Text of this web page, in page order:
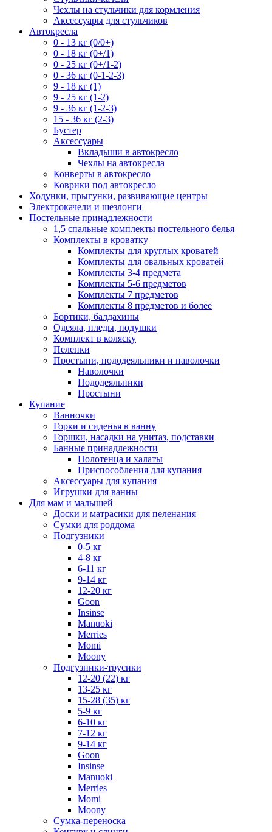
Чехлы на стульчики для кормления
Аксессуары для стульчиков
Автокресла
0 - 13 кг (0/0+)
0 - 18 кг (0+/1)
0 - 25 кг (0+/1-2)
0 - 36 кг (0-1-2-3)
9 - 18 кг (1)
9 - 25 кг (1-2)
9 - 36 кг (1-2-3)
15 - 36 кг (2-3)
Бустер
Аксессуары
Вкладыши в автокресло
Чехлы на автокресла
Конверты в автокресло
Коврики под автокресло
Ходунки, прыгунки, развивающие центры
Электрокачели и шезлонги
Постельные принадлежности
1,5 спальные комплекты постельного белья
Комплекты в кроватку
Комплекты для круглых кроватей
Комплекты для овальных кроватей
Комплекты 3-4 предмета
Комплекты 5-6 предметов
Комплекты 7 предметов
Комплекты 8 предметов и более
Бортики, балдахины
Одеяла, пледы, подушки
Комплект в коляску
Пеленки
Простыни, пододеяльники и наволочки
Наволочки
Пододеяльники
Простыни
Купание
Ванночки
Горки и сиденья в ванну
Горшки, насадки на унитаз, подставки
Банные принадлежности
Полотенца и халаты
Приспособления для купания
Аксессуары для купания
Игрушки для ванны
Для мам и малышей
Доски и матрасики для пеленания
Сумки для роддома
Подгузники
0-5 кг
4-8 кг
6-11 кг
9-14 кг
12-20 кг
Goon
Insinse
Manuoki
Merries
Momi
Moony
Подгузники-трусики
12-20 (22) кг
13-25 кг
15-28 (35) кг
5-9 кг
6-10 кг
7-12 кг
9-14 кг
Goon
Insinse
Manuoki
Merries
Momi
Moony
Сумка-переноска